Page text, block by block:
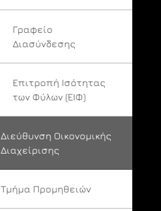
Γραφείο
Διασύνδεσης
Επιτροπή Ισότητας
των Φύλων (ΕΙΦ)
Διεύθυνση Οικονομικής
Διαχείρισης
Τμήμα Προμηθειών